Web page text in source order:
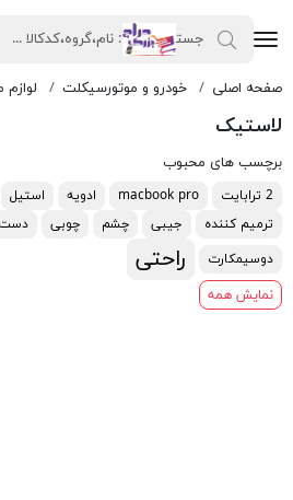
صفحه اصلی خودرو و موتورسیکلت
لاستیک
برچسب های محبوب
2 ترابایت macbook pro ادویه استیل
ترمیم کننده
جیبی چشم چوبی دست
دوسیمکارت
راحتی
نمایش همه